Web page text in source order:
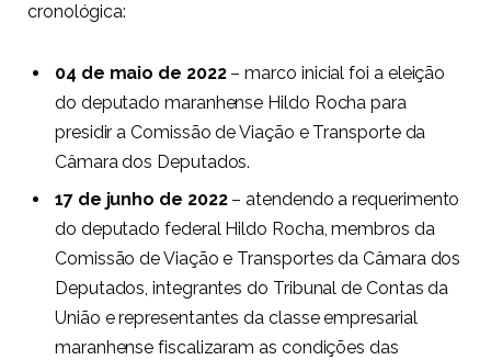
cronológica:
04 de maio de 2022– marco inicial foi a eleição
do deputado maranhense Hildo Rocha para
presidir a Comissão de Viação e Transporte da
Câmara dos Deputados.
17 de junho de 2022– atendendo a requerimento
do deputado federal Hildo Rocha, membros da
Comissão de Viação e Transportes da Câmara dos
Deputados, integrantes do Tribunal de Contas da
União e representantes da classe empresarial
maranhense fiscalizaram as condições das